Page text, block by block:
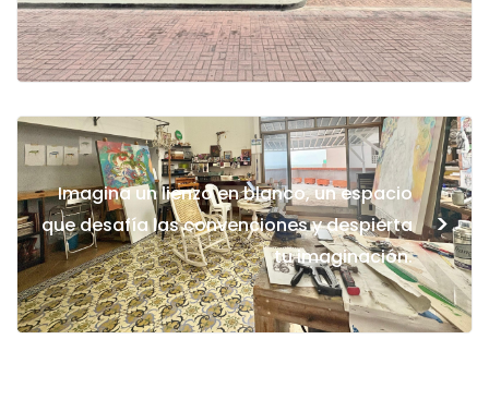
Imagina un lienzo en blanco, un espacio
que desafía las convenciones y despierta
tu imaginación.
>